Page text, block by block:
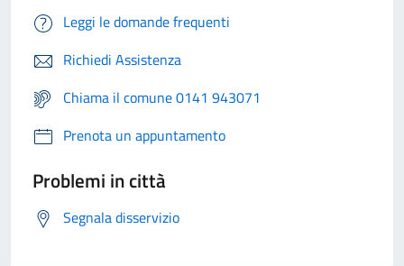
Leggi le domande frequenti
Richiedi Assistenza
Chiama il comune 0141 943071
Prenota un appuntamento
Problemi in città
Segnala disservizio